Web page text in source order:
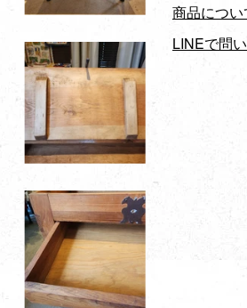
商品につ
LINEで問